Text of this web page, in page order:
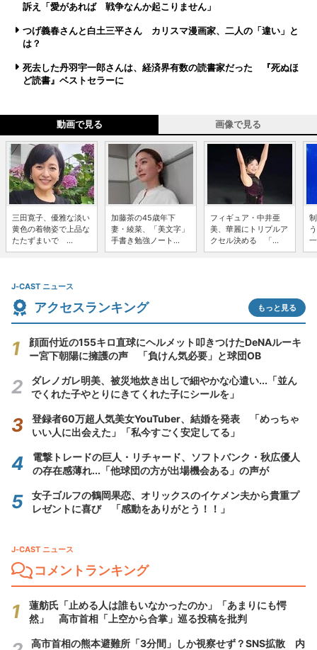
訴え「愛があれば 戦争なんか起こりません」
つげ義春さんと白土三平さん カリスマ漫画家、二人の「違い」と
は？
死去した丹羽宇一郎さんは、経済界有数の読書家だった 『死ぬほ
ど読書』ベストセラーに
動画で見る 画像で見る
三田寛子、優雅な淡い
黄色の着物姿で上品な
たたずまいで ...
加藤茶の45歳年下
妻・綾菜、「美文字」
手書き勉強ノート...
フィギュア・中井亜
美、華麗にトリプルア
クセル決める 「...
J-CAST ニュース
アクセスランキング もっと見る
顔面付近の155キロ直球にヘルメット叩きつけたDeNAルーキ
ー宮下朝陽に擁護の声 「負けん気必要」と球団OB
ダレノガレ明美、被災地炊き出しで細やかな心遣い...「並ん
でくれた子やとりにきてくれた子にシールを」
登録者60万超人気美女YouTuber、結婚を発表 「めっちゃ
いい人に出会えた」「私今すごく安定してる」
電撃トレードの巨人・リチャード、ソフトバンク・秋広優人
の存在感薄れ...「他球団の方が出場機会ある」の声が
女子ゴルフの鶴岡果恋、オリックスのイケメン夫から貴重プ
レゼントに喜び 「感動をありがとう！！」
J-CAST ニュース
コメントランキング
蓮舫氏「止める人は誰もいなかったのか」「あまりにも愕
然」 高市首相「上空から合掌」巡る投稿を批判
高市首相の熊本避難所「3分間」しか視察せず？SNS拡散 内